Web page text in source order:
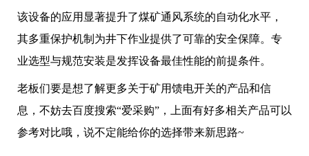
该设备的应用显著提升了煤矿通风系统的自动化水平，
其多重保护机制为井下作业提供了可靠的安全保障。专
业选型与规范安装是发挥设备最佳性能的前提条件。
老板们要是想了解更多关于矿用馈电开关的产品和信
息，不妨去百度搜索“爱采购”，上面有好多相关产品可以
参考对比哦，说不定能给你的选择带来新思路~